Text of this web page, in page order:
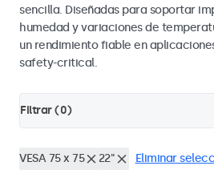
sencilla. Diseñadas para soportar
humedad y variaciones de
un rendimiento fiable en
safety-critical.
Filtrar (0)
VESA 75 x 75 22" Eliminar